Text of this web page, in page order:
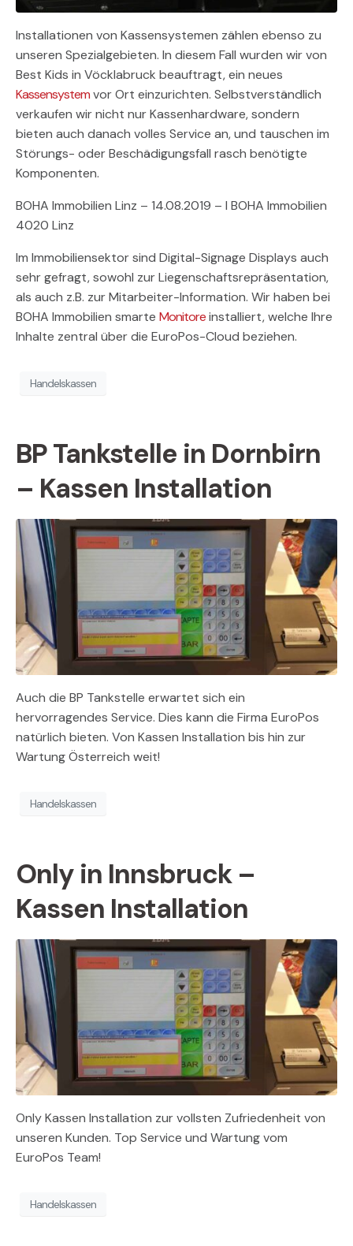
Installationen von Kassensystemen zählen ebenso zu
unseren Spezialgebieten. In diesem Fall wurden wir von
Best Kids in Vöcklabruck beauftragt, ein neues
Kassensystemvor Ort einzurichten. Selbstverständlich
verkaufen wir nicht nur Kassenhardware, sondern
bieten auch danach volles Service an, und tauschen im
Störungs- oder Beschädigungsfall rasch benötigte
Komponenten.
BOHA Immobilien Linz – 14.08.2019 – I BOHA Immobilien
4020 Linz
Im Immobiliensektor sind Digital-Signage Displays auch
sehr gefragt, sowohl zur Liegenschaftsrepräsentation,
als auch z.B. zur Mitarbeiter-Information. Wir haben bei
BOHA Immobilien smarte Monitoreinstalliert, welche Ihre
Inhalte zentral über die EuroPos-Cloud beziehen.
Handelskassen
BP Tankstelle in Dornbirn
– Kassen Installation
Auch die BP Tankstelle erwartet sich ein
hervorragendes Service. Dies kann die Firma EuroPos
natürlich bieten. Von Kassen Installation bis hin zur
Wartung Österreich weit!
Handelskassen
Only in Innsbruck –
Kassen Installation
Only Kassen Installation zur vollsten Zufriedenheit von
unseren Kunden. Top Service und Wartung vom
EuroPos Team!
Handelskassen